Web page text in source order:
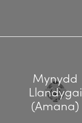
Mynydd
Llandygai
(Amana)